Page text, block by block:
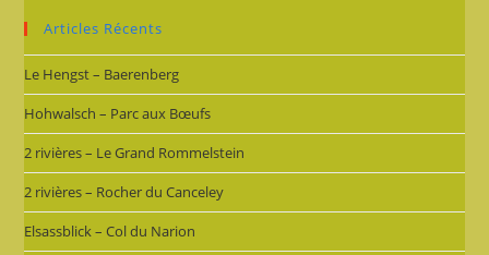
Articles Récents
Le Hengst – Baerenberg
Hohwalsch – Parc aux Bœufs
2 rivières – Le Grand Rommelstein
2 rivières – Rocher du Canceley
Elsassblick – Col du Narion